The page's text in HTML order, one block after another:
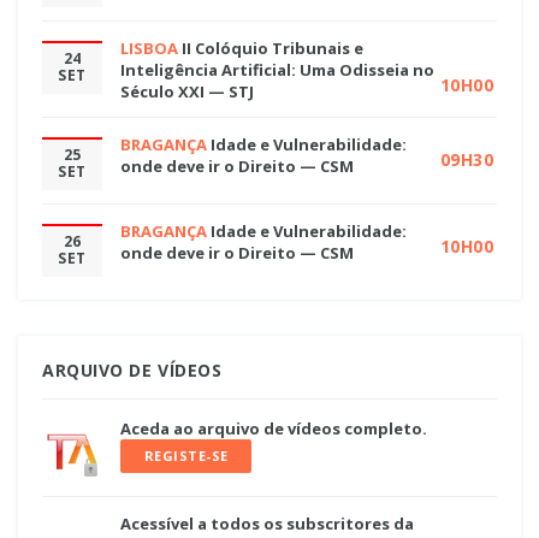
24
SET
LISBOA II Colóquio Tribunais e
Inteligência Artificial: Uma Odisseia no
Século XXI — STJ
10H00
25
SET
BRAGANÇA Idade e Vulnerabilidade:
onde deve ir o Direito — CSM
09H30
26
SET
BRAGANÇA Idade e Vulnerabilidade:
onde deve ir o Direito — CSM
10H00
ARQUIVO DE VÍDEOS
Aceda ao arquivo de vídeos completo.
REGISTE-SE
Acessível a todos os subscritores da